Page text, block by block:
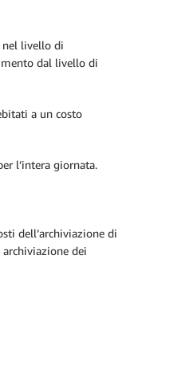
nel livello di
dal livello di
a un costo
l’intera giornata.
dell’archiviazione di
archiviazione dei